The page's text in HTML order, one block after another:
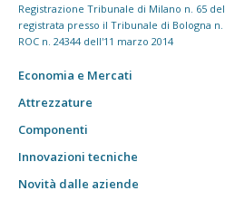
Registrazione Tribunale di Milano n. 65
registrata presso il Tribunale di Bologna n.
ROC n. 24344 dell'11 marzo 2014
Economia e Mercati
Attrezzature
Componenti
Innovazioni tecniche
Novità dalle aziende